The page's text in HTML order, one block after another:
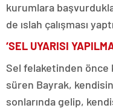
kurumlara
de ıslah çalışması
‘SEL UYARISI
Sel felaketinden önce
süren Bayrak,
sonlarında gelip,